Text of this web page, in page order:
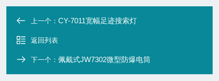
上一个：CY-7011宽幅足迹搜索灯
返回列表
下一个：佩戴式JW7302微型防爆电筒